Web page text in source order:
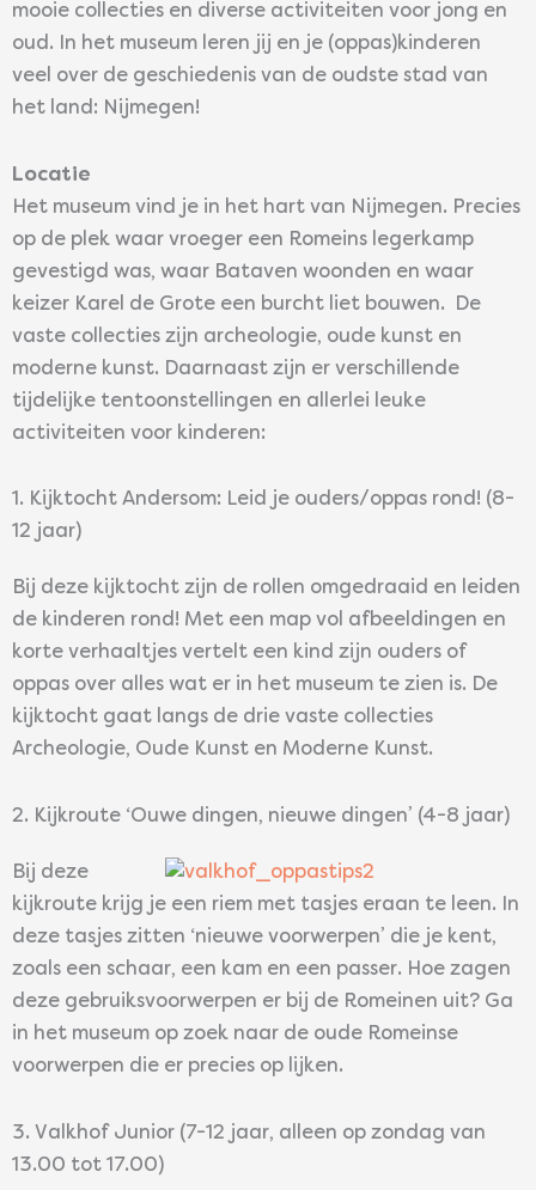
mooie collecties en diverse activiteiten voor jong en
oud. In het museum leren jij en je (oppas)kinderen
veel over de geschiedenis van de oudste stad van
het land: Nijmegen!
Locatie
Het museum vind je in het hart van Nijmegen. Precies
op de plek waar vroeger een Romeins legerkamp
gevestigd was, waar Bataven woonden en waar
keizer Karel de Grote een burcht liet bouwen. De
vaste collecties zijn archeologie, oude kunst en
moderne kunst. Daarnaast zijn er verschillende
tijdelijke tentoonstellingen en allerlei leuke
activiteiten voor kinderen:
1. Kijktocht Andersom: Leid je ouders/oppas rond! (8-
12 jaar)
Bij deze kijktocht zijn de rollen omgedraaid en leiden
de kinderen rond! Met een map vol afbeeldingen en
korte verhaaltjes vertelt een kind zijn ouders of
oppas over alles wat er in het museum te zien is. De
kijktocht gaat langs de drie vaste collecties
Archeologie, Oude Kunst en Moderne Kunst.
2. Kijkroute ‘Ouwe dingen, nieuwe dingen’ (4-8 jaar)
Bij deze
kijkroute krijg je een riem met tasjes eraan te leen. In
deze tasjes zitten ‘nieuwe voorwerpen’ die je kent,
zoals een schaar, een kam en een passer. Hoe zagen
deze gebruiksvoorwerpen er bij de Romeinen uit? Ga
in het museum op zoek naar de oude Romeinse
voorwerpen die er precies op lijken.
3. Valkhof Junior (7-12 jaar, alleen op zondag van
13.00 tot 17.00)